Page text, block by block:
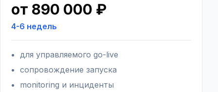
от 890 000 ₽
4-6 недель
для управляемого go-live
сопровождение запуска
monitoring и инциденты